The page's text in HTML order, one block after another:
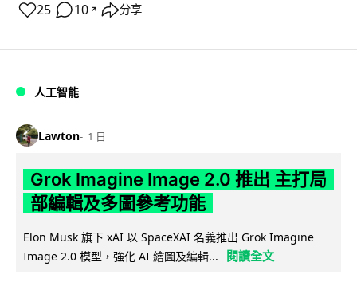
25 10 ↗ 分享
人工智能
Lawton 1 日
Grok Imagine Image 2.0 推出 主打局
部編輯及多圖參考功能
Elon Musk 旗下 xAI 以 SpaceXAI 名義推出 Grok Imagine
Image 2.0 模型，強化 AI 繪圖及編輯...
閱讀全文